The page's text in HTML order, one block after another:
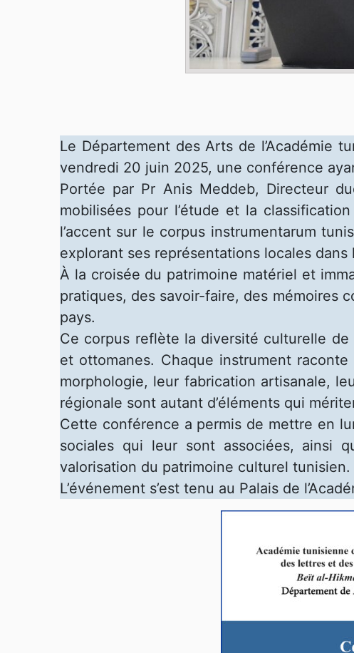
Le Département des Arts de l’Académie
vendredi 20 juin 2025, une conférence
Portée par Pr Anis Meddeb, Directeur
mobilisées pour l’étude et la
l’accent sur le corpus instrumentarum
explorant ses représentations locales
À la croisée du patrimoine matériel et
pratiques, des savoir-faire, des mémoires
pays.
Ce corpus reflète la diversité culturelle de
et ottomanes. Chaque instrument
morphologie, leur fabrication artisanale,
régionale sont autant d’éléments qui
Cette conférence a permis de mettre en
sociales qui leur sont associées, ainsi
valorisation du patrimoine culturel tunisien.
L’événement s’est tenu au Palais de